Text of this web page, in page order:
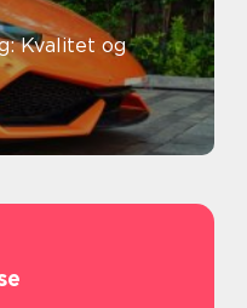
Kvalitet og